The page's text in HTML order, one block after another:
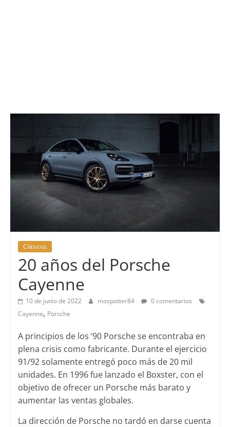
Clásicos
20 años del Porsche
Cayenne
10 de junio de 2022 mospotter84
0 comentarios
Cayenne, Porsche
A principios de los ‘90 Porsche se encontraba en
plena crisis como fabricante. Durante el ejercicio
91/92 solamente entregó poco más de 20 mil
unidades. En 1996 fue lanzado el Boxster, con el
objetivo de ofrecer un Porsche más barato y
aumentar las ventas globales.
La dirección de Porsche no tardó en darse cuenta